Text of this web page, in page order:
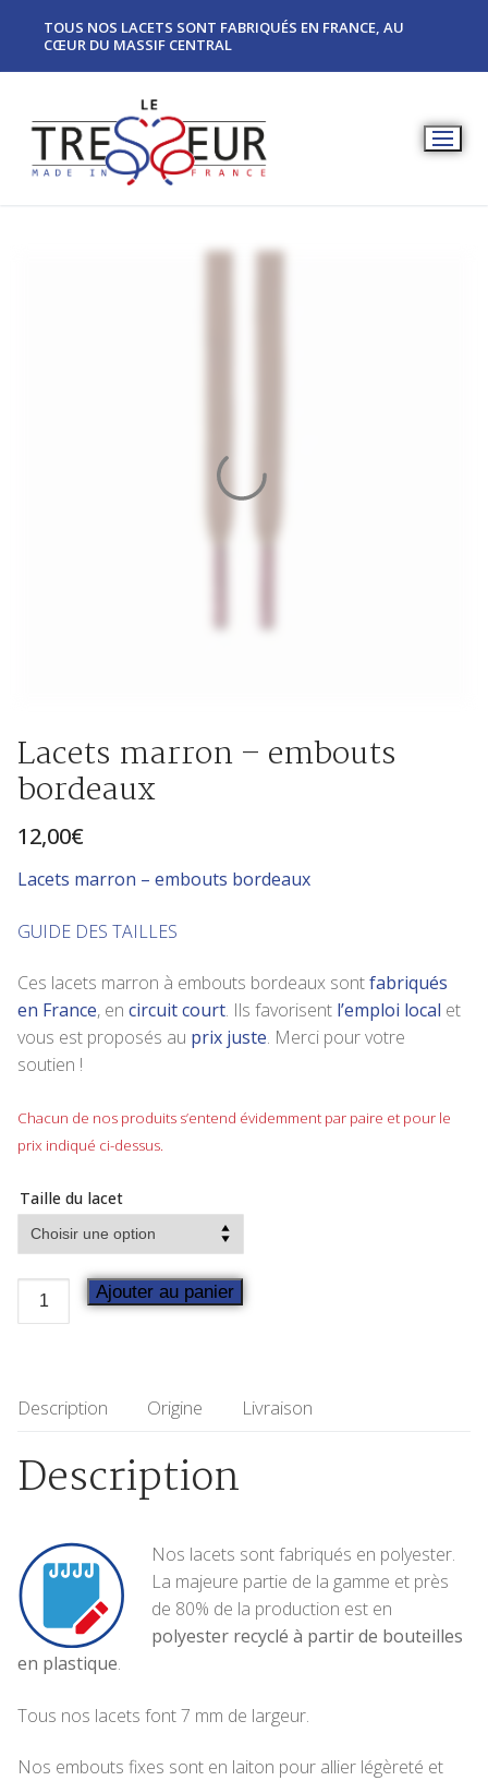
TOUS NOS LACETS SONT FABRIQUÉS EN FRANCE, AU
CŒUR DU MASSIF CENTRAL
Lacets marron – embouts
bordeaux
12,00€
Lacets marron – embouts bordeaux
GUIDE DES TAILLES
Ces lacets marron à embouts bordeaux sontfabriqués
en France, en circuit court. Ils favorisent l’emploi local et
vous est proposés au prix juste. Merci pour votre
soutien !
Chacun de nos produits s’entend évidemment par paire et pour le
prix indiqué ci-dessus.
Taille du lacet
Ajouter au panier
Description Origine Livraison
Description
Nos lacets sont fabriqués en polyester.
La majeure partie de la gamme et près
de 80% de la production est en
polyester recyclé à partir de bouteilles
en plastique.
Tous nos lacets font 7 mm de largeur.
Nos embouts fixes sont en laiton pour allier légèreté et